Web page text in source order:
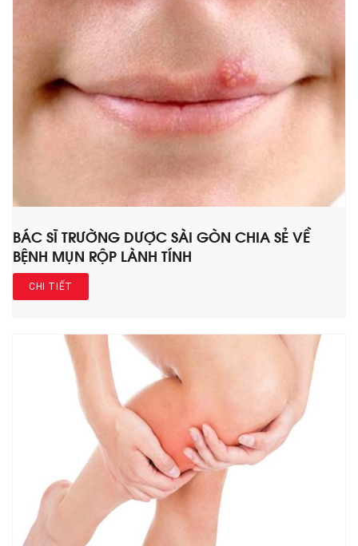
BÁC SĨ TRƯỜNG DƯỢC SÀI GÒN CHIA SẺ VỀ
BỆNH MỤN RỘP LÀNH TÍNH
CHI TIẾT